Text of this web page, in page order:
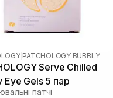
| PATCHOLOGY BUBBLY
Serve Chilled
Eye Gels 5 пар
патчі